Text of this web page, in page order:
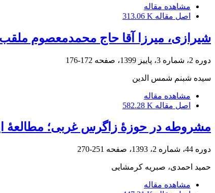
مشاهده مقاله
اصل مقاله 313.06 K
شیرازی، میرزا آقا حاج محمدمعصوم ملقب به
دوره 2، شماره 3، پاییز 1399، صفحه 172-176
سیده شبنم شمس الدین
مشاهده مقاله
اصل مقاله 582.28 K
مشروطه در حوزۀ زاگرس غربی؛ مطالعۀ
دوره 44، شماره 2، 1393، صفحه 251-270
حمید احمدی، صبریه کرمشایی
مشاهده مقاله